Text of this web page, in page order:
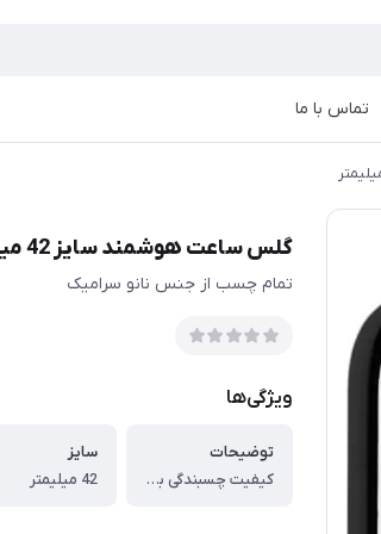
تماس با ما
گلس ساعت هوشمند سایز 42 میلیمتر
تمام چسب از جنس نانو سرامیک
ویژگی‌ها
توضیحات
کیفیت چسبندگی بالا و مقاوم در برابر ضربه های شدید (تمام چسب از جنس نانو سرامیک)
سایز
42 میلیمتر